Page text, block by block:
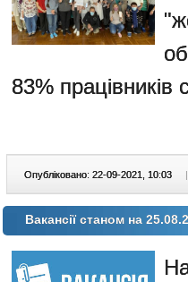
83% працівників
Опубліковано: 22-09-2021, 10:03 |
Вакансії станом на